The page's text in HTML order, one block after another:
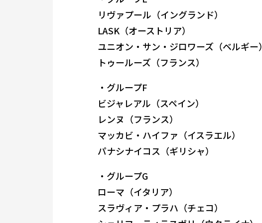
リヴァプール（イングランド）
LASK（オーストリア）
ユニオン・サン・ジロワーズ（ベルギー）
トゥールーズ（フランス）
・グループF
ビジャレアル（スペイン）
レンヌ（フランス）
マッカビ・ハイファ（イスラエル）
パナシナイコス（ギリシャ）
・グループG
ローマ（イタリア）
スラヴィア・プラハ（チェコ）